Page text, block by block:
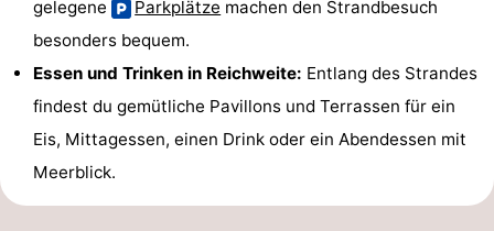
gelegene
Parkplätze machen den Strandbesuch
besonders bequem.
Essen und Trinken in Reichweite: Entlang des Strandes
findest du gemütliche Pavillons und Terrassen für ein
Eis, Mittagessen, einen Drink oder ein Abendessen mit
Meerblick.